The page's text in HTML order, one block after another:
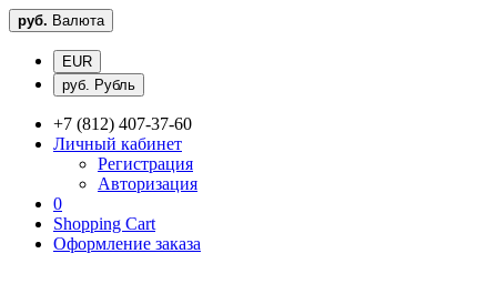
руб. Валюта
EUR
руб. Рубль
+7 (812) 407-37-60
Личный кабинет
Регистрация
Авторизация
0
Shopping Cart
Оформление заказа